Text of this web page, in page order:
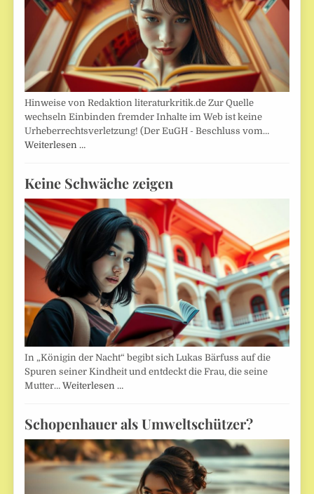
Hinweise von Redaktion literaturkritik.de Zur Quelle
wechseln Einbinden fremder Inhalte im Web ist keine
Urheberrechtsverletzung! (Der EuGH - Beschluss vom…
Weiterlesen …
Keine Schwäche zeigen
In „Königin der Nacht“ begibt sich Lukas Bärfuss auf die
Spuren seiner Kindheit und entdeckt die Frau, die seine
Mutter…Weiterlesen …
Schopenhauer als Umweltschützer?